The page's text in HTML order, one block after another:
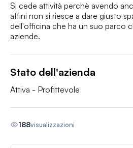
Si cede attività perchè avendo
affini non si riesce a dare giusto
dell'officina che ha un suo parco
aziende.
Stato dell'azienda
Attiva - Profittevole
188visualizzazioni